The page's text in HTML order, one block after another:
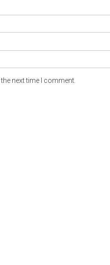
next time I comment.